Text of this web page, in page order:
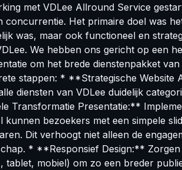
met VDLee Allround Service
concurrentie. Het primaire doel was
was, maar ook functioneel en
We hebben ons gericht op een
om het brede dienstenpakket
stappen: * **Strategische Website
diensten van VDLee duidelijk
Transformatie Presentatie:**
kunnen bezoekers met een simpele
Dit verhoogt niet alleen de
* **Responsief Design:**
tablet, mobiel) om zo een breder